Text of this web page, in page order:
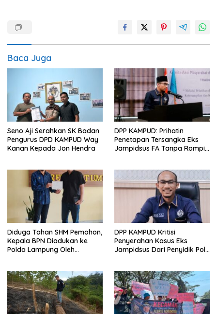
Baca Juga
Seno Aji Serahkan SK Badan
Pengurus DPD KAMPUD Way
Kanan Kepada Jon Hendra
DPP KAMPUD: Prihatin
Penetapan Tersangka Eks
Jampidsus FA Tanpa Rompi
Diduga Tahan SHM Pemohon,
Kepala BPN Diadukan ke
Polda Lampung Oleh
DPP KAMPUD Kritisi
Penyerahan Kasus Eks
Jampidsus Dari Penyidik Polri